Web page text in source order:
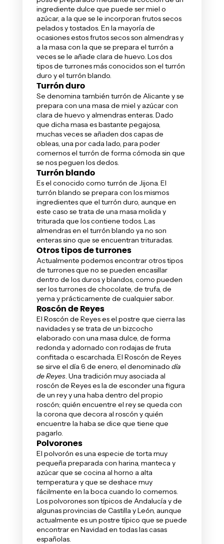
ingrediente dulce que puede ser miel o
azúcar, a la que se le incorporan frutos secos
pelados y tostados. En la mayoría de
ocasiones estos frutos secos son almendras y
a la masa con la que se prepara el turrón a
veces se le añade clara de huevo. Los dos
tipos de turrones más conocidos son el turrón
duro y el turrón blando.
Turrón duro
Se denomina también turrón de Alicante y se
prepara con una masa de miel y azúcar con
clara de huevo y almendras enteras. Dado
que dicha masa es bastante pegajosa,
muchas veces se añaden dos capas de
obleas, una por cada lado, para poder
comernos el turrón de forma cómoda sin que
se nos peguen los dedos.
Turrón blando
Es el conocido como turrón de Jijona. El
turrón blando se prepara con los mismos
ingredientes que el turrón duro, aunque en
este caso se trata de una masa molida y
triturada que los contiene todos. Las
almendras en el turrón blando ya no son
enteras sino que se encuentran trituradas.
Otros tipos de turrones
Actualmente podemos encontrar otros tipos
de turrones que no se pueden encasillar
dentro de los duros y blandos, como pueden
ser los turrones de chocolate, de trufa, de
yema y prácticamente de cualquier sabor.
Roscón de Reyes
El Roscón de Reyes es el postre que cierra las
navidades y se trata de un bizcocho
elaborado con una masa dulce, de forma
redonda y adornado con rodajas de fruta
confitada o escarchada. El Roscón de Reyes
se sirve el día 6 de enero, el denominadodía
de Reyes. Una tradición muy asociada al
roscón de Reyes es la de esconder una figura
de un rey y una haba dentro del propio
roscón; quién encuentre el rey se queda con
la corona que decora al roscón y quién
encuentre la haba se dice que tiene que
pagarlo.
Polvorones
El polvorón es una especie de torta muy
pequeña preparada con harina, manteca y
azúcar que se cocina al horno a alta
temperatura y que se deshace muy
fácilmente en la boca cuando lo comemos.
Los polvorones son típicos de Andalucía y de
algunas provincias de Castilla y León, aunque
actualmente es un postre típico que se puede
encontrar en Navidad en todas las casas
españolas.